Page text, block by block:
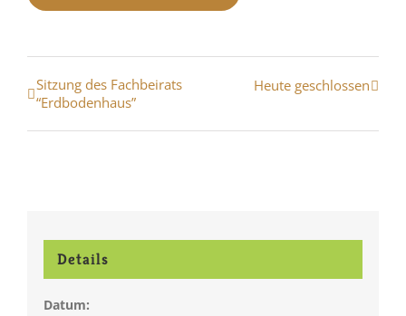
Veranstaltung
Navigation
Sitzung des Fachbeirats
“Erdbodenhaus”
Heute geschlossen
Details
Datum: